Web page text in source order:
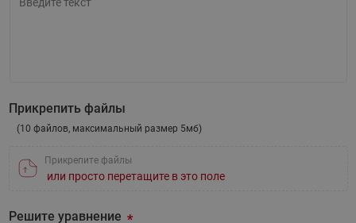
Прикрепить файлы
(10 файлов, максимальный размер 5мб)
Прикрепите файлы
или просто перетащите в это поле
Решите уравнение